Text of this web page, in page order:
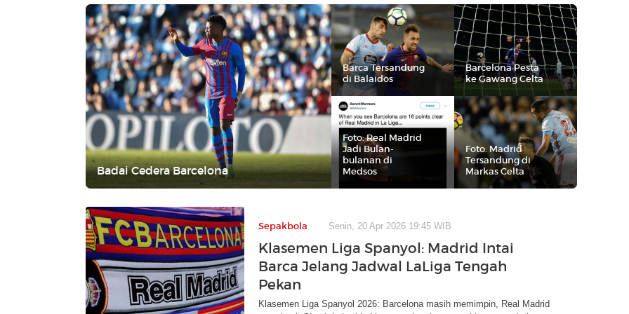
Badai Cedera Barcelona
Barca Tersandung
di Balaidos
Barcelona Pesta
ke Gawang Celta
Foto: Real Madrid
Jadi Bulan-
bulanan di
Medsos
Foto: Madrid
Tersandung di
Markas Celta
Sepakbola Senin, 20 Apr 2026 19:45 WIB
Klasemen Liga Spanyol: Madrid Intai
Barca Jelang Jadwal LaLiga Tengah
Pekan
Klasemen Liga Spanyol 2026: Barcelona masih memimpin, Real Madrid